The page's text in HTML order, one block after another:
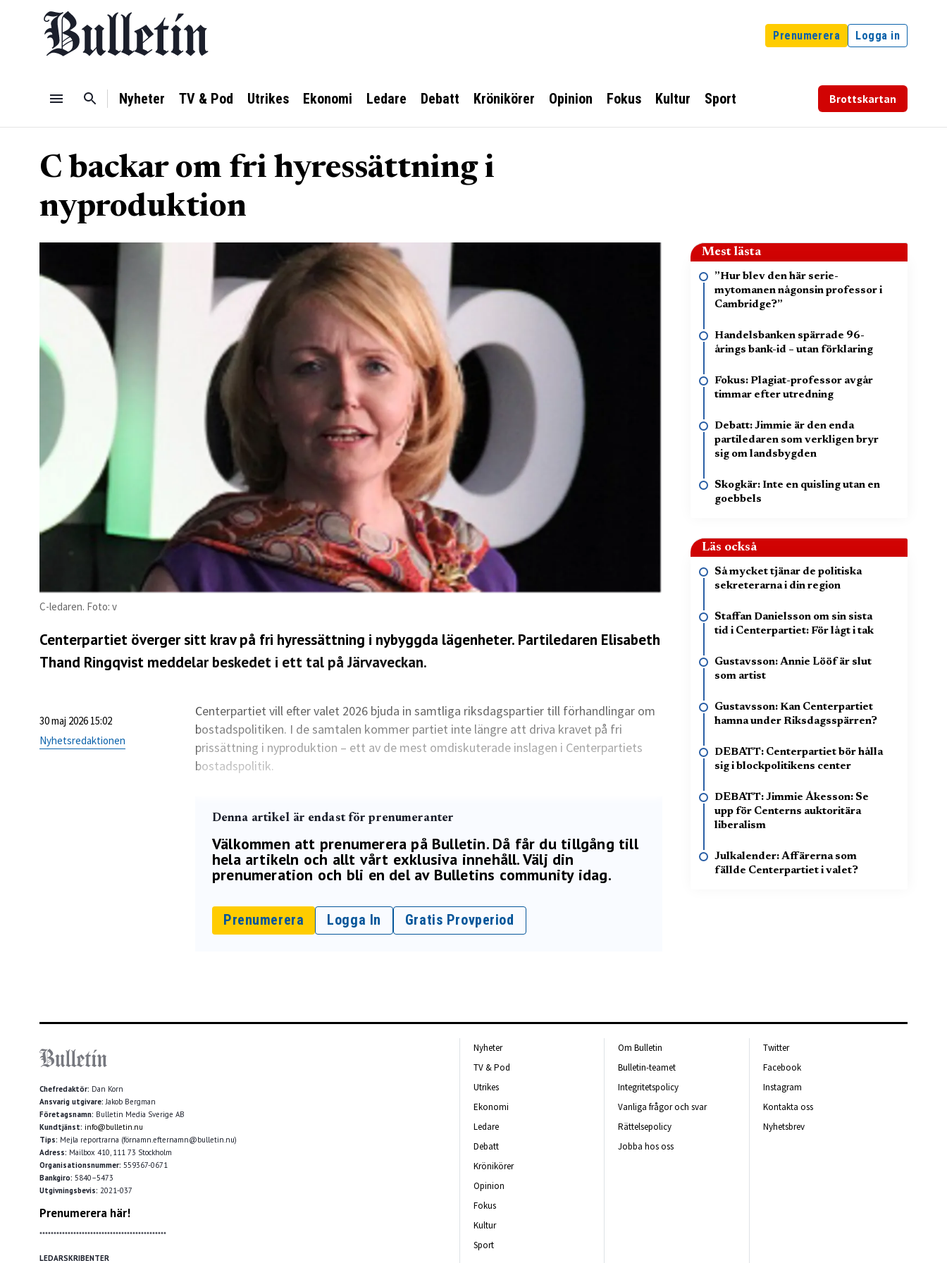
Prenumerera Logga in
Nyheter TV & Pod Utrikes Ekonomi Ledare Debatt Krönikörer Opinion Fokus Kultur Sport Brottskartan
C backar om fri hyressättning i
nyproduktion
C-ledaren. Foto: v
Centerpartiet överger sitt krav på fri hyressättning i nybyggda lägenheter. Partiledaren Elisabeth
Thand Ringqvist meddelar beskedet i ett tal på Järvaveckan.
30 maj 2026 15:02
Nyhetsredaktionen
Centerpartiet vill efter valet 2026 bjuda in samtliga riksdagspartier till förhandlingar om
bostadspolitiken. I de samtalen kommer partiet inte längre att driva kravet på fri
prissättning i nyproduktion – ett av de mest omdiskuterade inslagen i Centerpartiets
bostadspolitik.
Denna artikel är endast för prenumeranter
Välkommen att prenumerera på Bulletin. Då får du tillgång till
hela artikeln och allt vårt exklusiva innehåll. Välj din
prenumeration och bli en del av Bulletins community idag.
Prenumerera Logga In Gratis Provperiod
Mest lästa
”Hur blev den här serie-
mytomanen någonsin professor i
Cambridge?”
Handelsbanken spärrade 96-
årings bank-id – utan förklaring
Fokus: Plagiat-professor avgår
timmar efter utredning
Debatt: Jimmie är den enda
partiledaren som verkligen bryr
sig om landsbygden
Skogkär: Inte en quisling utan en
goebbels
Läs också
Så mycket tjänar de politiska
sekreterarna i din region
Staffan Danielsson om sin sista
tid i Centerpartiet: För lågt i tak
Gustavsson: Annie Lööf är slut
som artist
Gustavsson: Kan Centerpartiet
hamna under Riksdagsspärren?
DEBATT: Centerpartiet bör hålla
sig i blockpolitikens center
DEBATT: Jimmie Åkesson: Se
upp för Centerns auktoritära
liberalism
Julkalender: Affärerna som
fällde Centerpartiet i valet?
Chefredaktör: Dan Korn
Ansvarig utgivare:Jakob Bergman
Företagsnamn: Bulletin Media Sverige AB
Kundtjänst: info@bulletin.nu
Tips: Mejla reportrarna (förnamn.efternamn@bulletin.nu)
Adress: Mailbox 410, 111 73 Stockholm
Organisationsnummer: 559367-0671
Bankgiro: 5840–5473
Utgivningsbevis: 2021-037
Prenumerera här!
*********************************************
LEDARSKRIBENTER
Nyheter
TV & Pod
Utrikes
Ekonomi
Ledare
Debatt
Krönikörer
Opinion
Fokus
Kultur
Sport
Om Bulletin
Bulletin-teamet
Integritetspolicy
Vanliga frågor och svar
Rättelsepolicy
Jobba hos oss
Twitter
Facebook
Instagram
Kontakta oss
Nyhetsbrev